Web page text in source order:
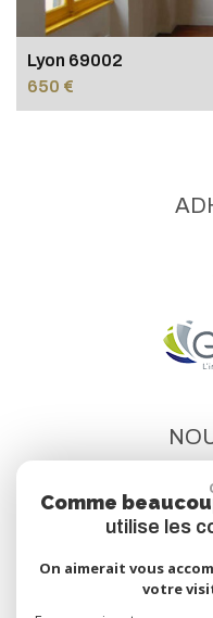
Lyon 69002
650 €
Comme
utilise les
On aimerait vous
votre